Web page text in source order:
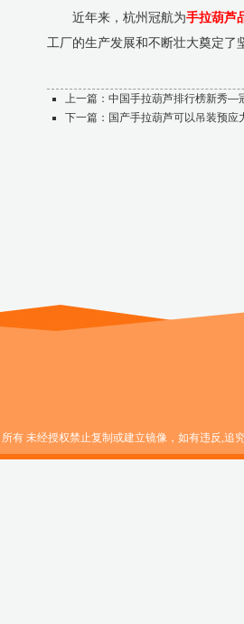
近年来，杭州冠航为手拉葫芦
工厂的生产发展和不断壮大奠定了
上一篇： 中国手拉葫芦排行榜新秀—
下一篇： 国产手拉葫芦可以吊装预应
有 未经授权禁止复制或建立镜像，如有违反,追